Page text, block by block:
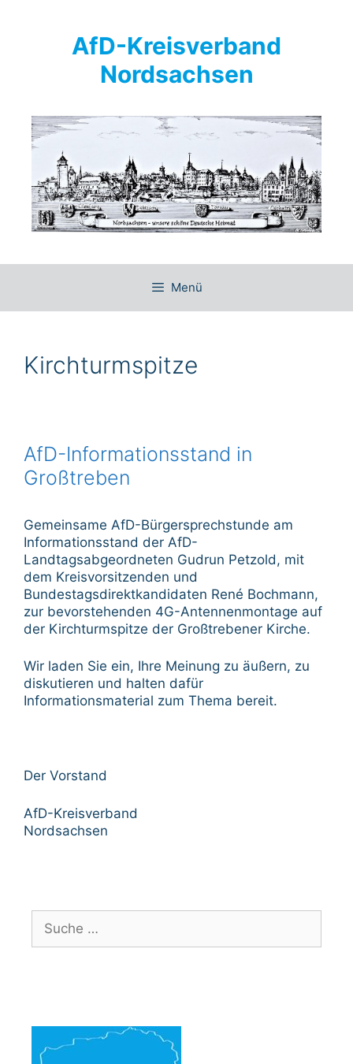
AfD-Kreisverband
Nordsachsen
Menü
Kirchturmspitze
AfD-Informationsstand in
Großtreben
Gemeinsame AfD-Bürgersprechstunde am
Informationsstand der AfD-
Landtagsabgeordneten Gudrun Petzold, mit
dem Kreisvorsitzenden und
Bundestagsdirektkandidaten René Bochmann,
zur bevorstehenden 4G-Antennenmontage auf
der Kirchturmspitze der Großtrebener Kirche.
Wir laden Sie ein, Ihre Meinung zu äußern, zu
diskutieren und halten dafür
Informationsmaterial zum Thema bereit.
Der Vorstand
AfD-Kreisverband
Nordsachsen
nach: